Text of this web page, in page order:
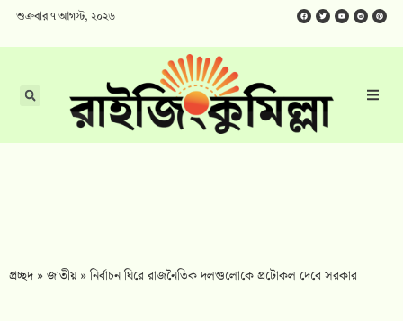
শুক্রবার ৭ আগস্ট, ২০২৬
প্রচ্ছদ»জাতীয়»নির্বাচন ঘিরে রাজনৈতিক দলগুলোকে প্রটোকল দেবে সরকার